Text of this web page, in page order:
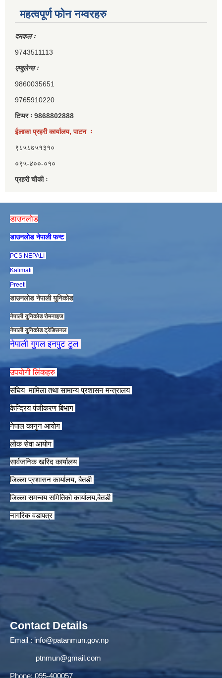
महत्वपूर्ण फोन नम्वरहरु
दमकल ः
9743511113
एम्बुलेन्स ः
9860035651
9765910220
टिप्पर ः 9868802888
ईलाका प्रहरी कार्यालय, पाटन ः
९८५८७५१३१०
०९५-४००-०१०
प्रहरी चौकी ः
डाउनलाेड
डाउनलाेड नेपाली फन्ट
PCS NEPALI
Kalimati
Preeti
डाउनलाेड नेपाली युनिकाेड
नेपाली युनिकाेड राेमनाइज
नेपाली युनिकाेड ट्रेडिसनल
नेपाली गुगल इनपुट टुल
उपयाेगी लिंकहरु
संघिय मामिला तथा सामान्य प्रशासन मन्त्रालय
केन्द्रिय पंजीकरण बिभाग
नेपाल कानुन आयाेग
लाेक सेवा आयाेग
सार्वजनिक खरिद कार्यालय
जिल्ला प्रशासन कार्यालय, बैतडी
जिल्ला समन्वय समितिको कार्यालय,बैतडी
नागरिक वडापत्र
Contact Details
Email :info@patanmun.gov.np
ptnmun@gmail.com
Phone: 095-400057